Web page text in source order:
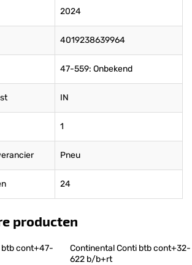
2024
4019238639964
47-559: Onbekend
IN
1
Pneu
24
producten
btb cont+47-
Continental Conti btb cont+32-
622 b/b+rt